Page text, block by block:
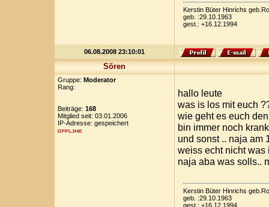
Kerstin Büter Hinrichs
geb. :29.10.1963
gest.: +16.12.1994
06.08.2008 23:10:01
Sören
Gruppe: Moderator
Rang:
Beiträge: 168
Mitglied seit: 03.01.2006
IP-Adresse: gespeichert
hallo leute
was is los mit euch
wie geht es euch
bin immer noch
und sonst .. naja am
weiss echt nicht
naja aba was solls..
Kerstin Büter Hinrichs
geb. :29.10.1963
gest.: +16.12.1994